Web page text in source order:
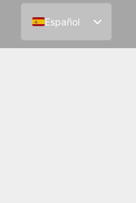
Español